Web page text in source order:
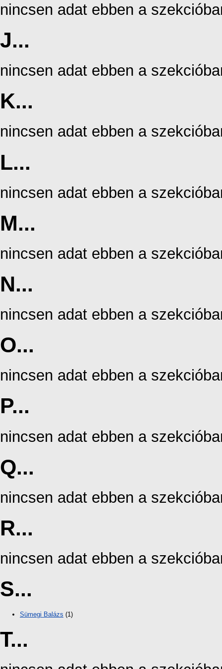
nincsen adat ebben a
J...
nincsen adat ebben a
K...
nincsen adat ebben a
L...
nincsen adat ebben a
M...
nincsen adat ebben a
N...
nincsen adat ebben a
O...
nincsen adat ebben a
P...
nincsen adat ebben a
Q...
nincsen adat ebben a
R...
nincsen adat ebben a
S...
Sümegi Balázs (1)
T...